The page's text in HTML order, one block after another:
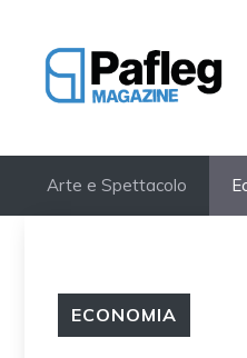
contenuto
Arte e Spettacolo
ECONOMIA